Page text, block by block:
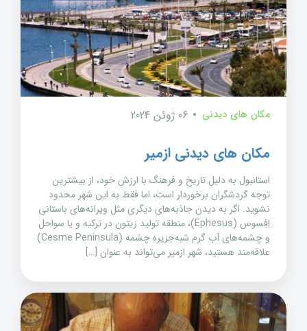
مکان های دیدنی 06 ژوئن 2024
مکان های دیدنی ازمیر
استانبول به دلیل تاریخ و فرهنگ با ارزش خود، از بیشترین
توجه گردشگران برخوردار است، اما فقط به این شهر محدود
نشوید. اگر به دیدن جاذبه‌های دیگری مثل ویرانه‌های باستانی
اِفِسوس (Ephesus)، منطقه تولید زیتون در ترکیه و یا سواحل
و چشمه‌های آب گرم شبه‌جزیره چشمه (Cesme Peninsula)
علاقه‌مند هستید، شهر ازمیر می‌تواند به عنوان […]